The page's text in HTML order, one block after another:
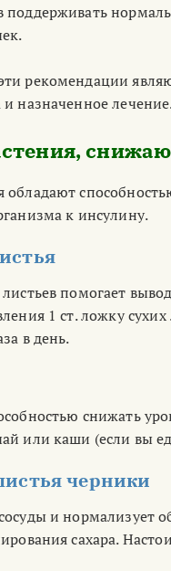
поддерживать
рекомендации
назначенное
обладают
к инсулину.
помогает
1 ст. ложку
в день.
снижать
или каши (если вы
черники
и нормализует
сахара.